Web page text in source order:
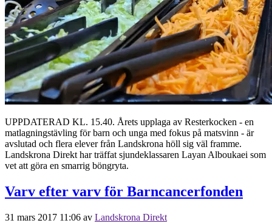
UPPDATERAD KL. 15.40. Årets upplaga av Resterkocken - en
matlagningstävling för barn och unga med fokus på matsvinn - är
avslutad och flera elever från Landskrona höll sig väl framme.
Landskrona Direkt har träffat sjundeklassaren Layan Alboukaei som
vet att göra en smarrig böngryta.
Varv efter varv för Barncancerfonden
31 mars 2017 11:06 av Landskrona Direkt